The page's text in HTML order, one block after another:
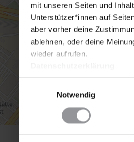
mit unseren Seiten und
Unterstützer*innen auf
aber vorher deine
ablehnen, oder deine
wieder aufrufen.
Notwendig